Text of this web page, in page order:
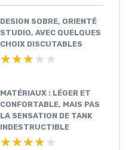
DESIGN SOBRE, ORIENTÉ
STUDIO, AVEC QUELQUES
CHOIX DISCUTABLES
★★★★★
★★★★★
MATÉRIAUX : LÉGER ET
CONFORTABLE, MAIS PAS
LA SENSATION DE TANK
INDESTRUCTIBLE
★★★★★
★★★★★